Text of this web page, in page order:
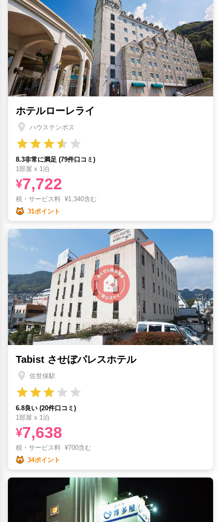
ホテルローレライ
ハウステンボス
8.3非常に満足 (79件口コミ)
1部屋 x 1泊
¥7,722
税・サービス料 ¥1,340含む
31ポイント
Tabist させぼパレスホテル
佐世保駅
6.8良い (20件口コミ)
1部屋 x 1泊
¥7,638
税・サービス料 ¥700含む
34ポイント